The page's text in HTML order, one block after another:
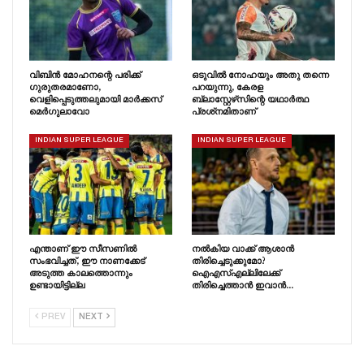
വിബിൻ മോഹനന്റെ പരിക്ക്
ഗുരുതരമാണോ,
വെളിപ്പെടുത്തലുമായി മാർക്കസ്
മെർഗുലാവോ
ഒടുവിൽ നോഹയും അതു തന്നെ
പറയുന്നു, കേരള
ബ്ലാസ്റ്റേഴ്‌സിന്റെ യഥാർത്ഥ
പ്രശ്‌നമിതാണ്
INDIAN SUPER LEAGUE
എന്താണ് ഈ സീസണിൽ
സംഭവിച്ചത്, ഈ നാണക്കേട്
അടുത്ത കാലത്തൊന്നും
ഉണ്ടായിട്ടില്ല
INDIAN SUPER LEAGUE
നൽകിയ വാക്ക് ആശാൻ
തിരിച്ചെടുക്കുമോ?
ഐഎസ്എല്ലിലേക്ക്
തിരിച്ചെത്താൻ ഇവാൻ…
PREV NEXT